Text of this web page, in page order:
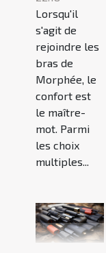
Lorsqu'il
s'agit de
rejoindre les
bras de
Morphée, le
confort est
le maître-
mot. Parmi
les choix
multiples...